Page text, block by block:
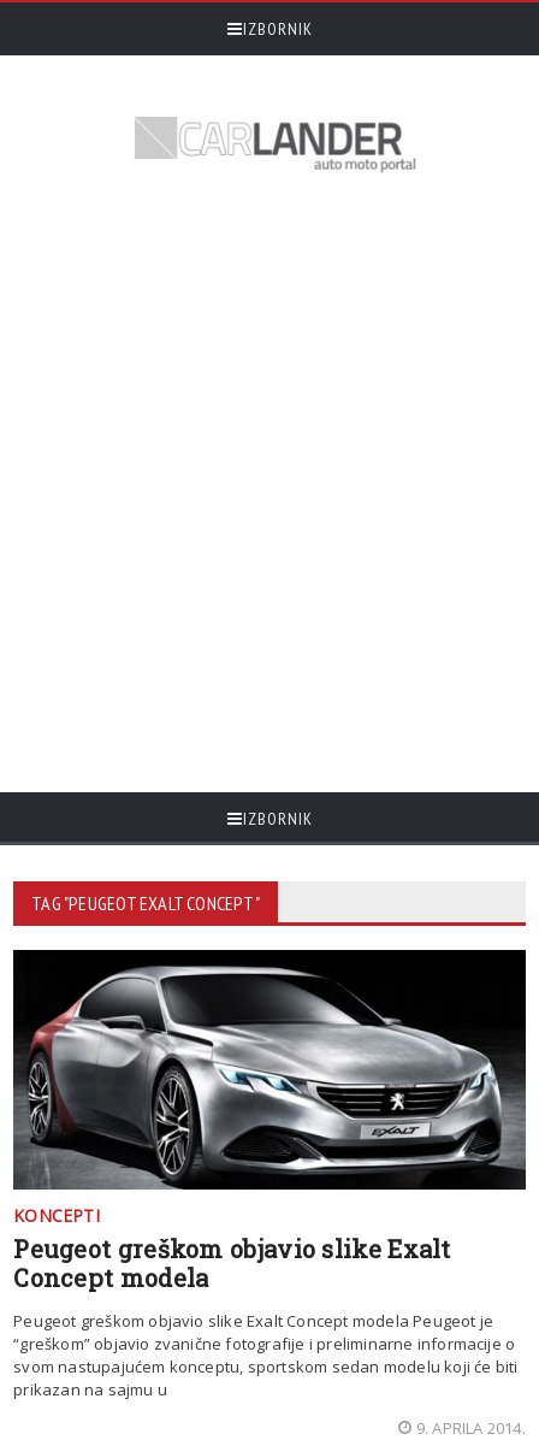
IZBORNIK
IZBORNIK
TAG "PEUGEOT EXALT CONCEPT"
KONCEPTI
Peugeot greškom objavio slike Exalt
Concept modela
Peugeot greškom objavio slike Exalt Concept modela Peugeot je
“greškom” objavio zvanične fotografije i preliminarne informacije o
svom nastupajućem konceptu, sportskom sedan modelu koji će biti
prikazan na sajmu u
9. APRILA 2014.